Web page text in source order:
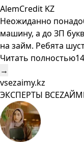
AlemCredit KZ
Неожиданно
машину, а до ЗП
на займ. Ребята
Читать полностью
→
vsezaimy.kz
ЭКСПЕРТЫ